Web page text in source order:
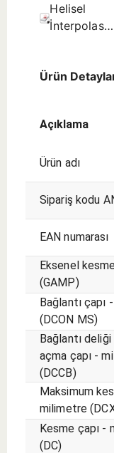
Helisel
Ürün
Açıklama
Ürün adı
Sipariş kodu
EAN numarası
Eksenel
(GAMP)
Bağlantı çapı
(DCON MS)
Bağlantı deliği
açma çapı -
(DCCB)
Maksimum
milimetre
Kesme çapı -
(DC)